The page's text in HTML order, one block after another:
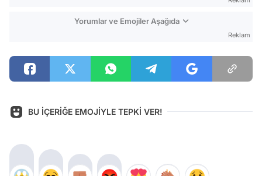
Yorumlar ve Emojiler Aşağıda
Reklam
BU İÇERİĞE EMOJİYLE TEPKİ VER!